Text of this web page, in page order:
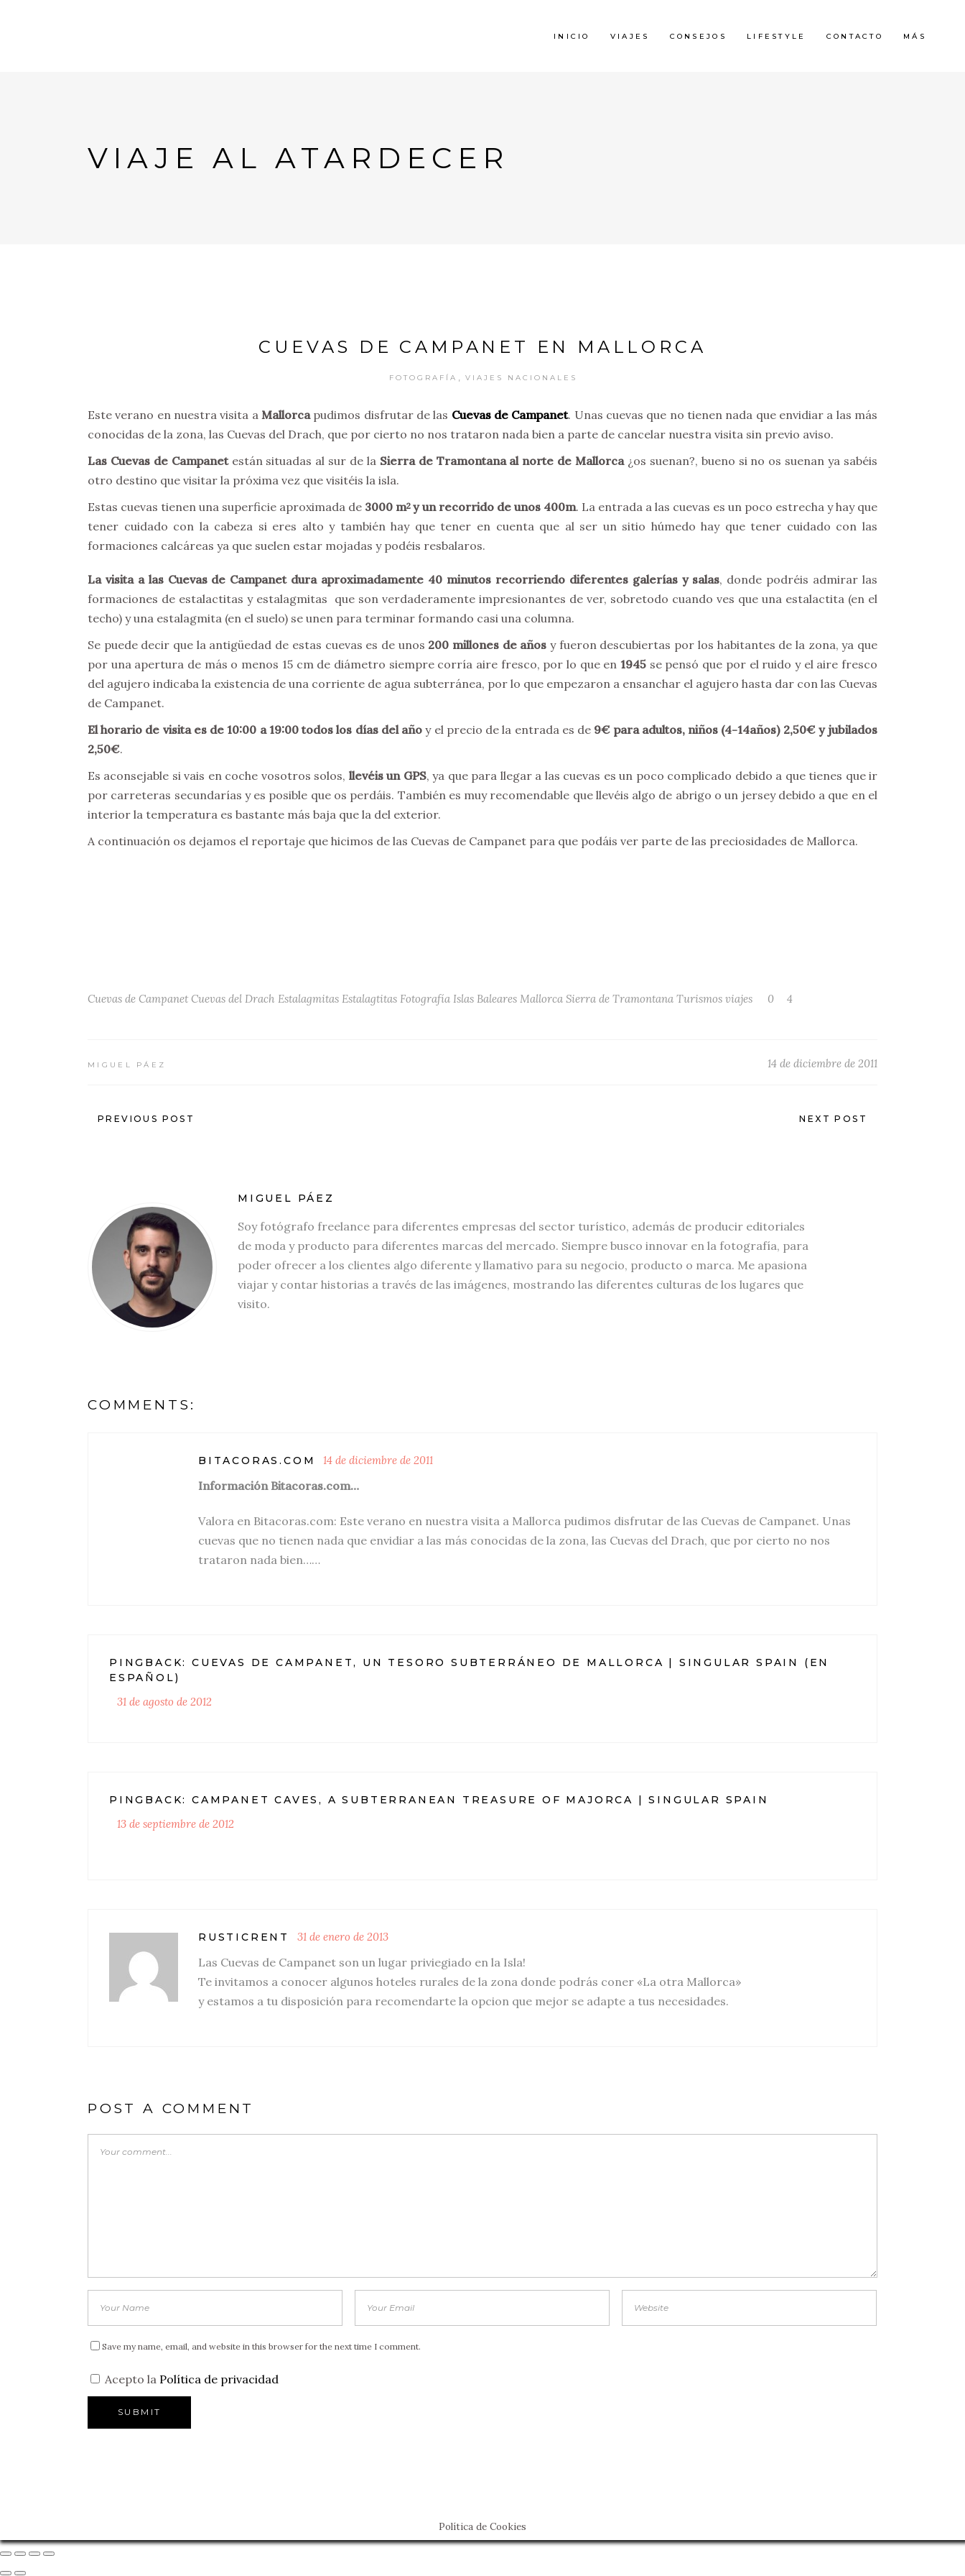
INICIO VIAJES CONSEJOS LIFESTYLE CONTACTO MÁS
VIAJE AL ATARDECER
CUEVAS DE CAMPANET EN MALLORCA
FOTOGRAFÍA VIAJES NACIONALES
Este verano en nuestra visita a Mallorcapudimos disfrutar de las Cuevas de Campanet. Unas cuevas que no tienen nada que envidiar a las más
conocidas de la zona, las Cuevas del Drach, que por cierto no nos trataron nada bien a parte de cancelar nuestra visita sin previo aviso.
Las Cuevas de Campanetestán situadas al sur de la Sierra de Tramontana al norte de Mallorca¿os suenan?, bueno si no os suenan ya sabéis
otro destino que visitar la próxima vez que visitéis la isla.
Estas cuevas tienen una superficie aproximada de 3000 m2 y un recorrido de unos 400m. La entrada a las cuevas es un poco estrecha y hay que
tener cuidado con la cabeza si eres alto y también hay que tener en cuenta que al ser un sitio húmedo hay que tener cuidado con las
formaciones calcáreas ya que suelen estar mojadas y podéis resbalaros.
La visita a las Cuevas de Campanet dura aproximadamente 40 minutos recorriendo diferentes galerías y salas, donde podréis admirar las
formaciones de estalactitas y estalagmitas que son verdaderamente impresionantes de ver, sobretodo cuando ves que una estalactita (en el
techo) y una estalagmita (en el suelo) se unen para terminar formando casi una columna.
Se puede decir que la antigüedad de estas cuevas es de unos 200 millones de añosy fueron descubiertas por los habitantes de la zona, ya que
por una apertura de más o menos 15 cm de diámetro siempre corría aire fresco, por lo que en 1945 se pensó que por el ruido y el aire fresco
del agujero indicaba la existencia de una corriente de agua subterránea, por lo que empezaron a ensanchar el agujero hasta dar con las Cuevas
de Campanet.
El horario de visita es de 10:00 a 19:00 todos los días del año y el precio de la entrada es de 9€ para adultos, niños (4-14años) 2,50€ y jubilados
2,50€.
Es aconsejable si vais en coche vosotros solos, llevéis un GPS, ya que para llegar a las cuevas es un poco complicado debido a que tienes que ir
por carreteras secundarías y es posible que os perdáis. También es muy recomendable que llevéis algo de abrigo o un jersey debido a que en el
interior la temperatura es bastante más baja que la del exterior.
A continuación os dejamos el reportaje que hicimos de las Cuevas de Campanet para que podáis ver parte de las preciosidades de Mallorca.
Cuevas de Campanet Cuevas del Drach Estalagmitas Estalagtitas Fotografía Islas Baleares Mallorca Sierra de Tramontana Turismos viajes 0 4
MIGUEL PÁEZ 14 de diciembre de 2011
PREVIOUS POST NEXT POST
MIGUEL PÁEZ
Soy fotógrafo freelance para diferentes empresas del sector turístico, además de producir editoriales
de moda y producto para diferentes marcas del mercado. Siempre busco innovar en la fotografía, para
poder ofrecer a los clientes algo diferente y llamativo para su negocio, producto o marca. Me apasiona
viajar y contar historias a través de las imágenes, mostrando las diferentes culturas de los lugares que
visito.
COMMENTS:
BITACORAS.COM 14 de diciembre de 2011
Información Bitacoras.com…
Valora en Bitacoras.com: Este verano en nuestra visita a Mallorca pudimos disfrutar de las Cuevas de Campanet. Unas
cuevas que no tienen nada que envidiar a las más conocidas de la zona, las Cuevas del Drach, que por cierto no nos
trataron nada bien……
PINGBACK:CUEVAS DE CAMPANET, UN TESORO SUBTERRÁNEO DE MALLORCA | SINGULAR SPAIN (EN
ESPAÑOL)
31 de agosto de 2012
PINGBACK:CAMPANET CAVES, A SUBTERRANEAN TREASURE OF MAJORCA | SINGULAR SPAIN
13 de septiembre de 2012
RUSTICRENT 31 de enero de 2013
Las Cuevas de Campanet son un lugar priviegiado en la Isla!
Te invitamos a conocer algunos hoteles rurales de la zona donde podrás coner «La otra Mallorca»
y estamos a tu disposición para recomendarte la opcion que mejor se adapte a tus necesidades.
POST A COMMENT
Save my name, email, and website in this browser for the next time I comment.
Acepto la Política de privacidad
Política de Cookies